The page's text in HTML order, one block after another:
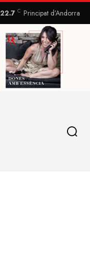
22.7 C Principat d’Andorra